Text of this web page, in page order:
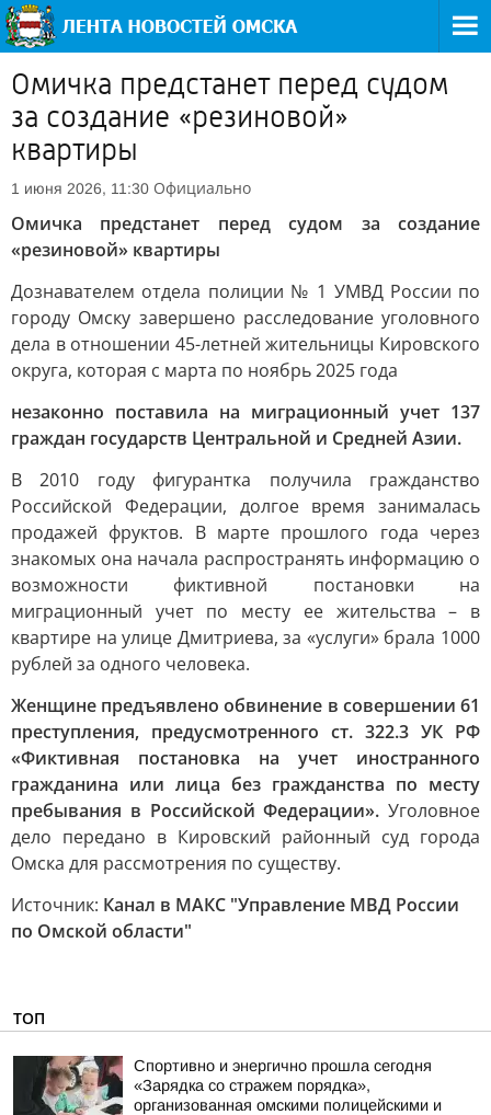
Омичка предстанет перед судом
за создание «резиновой»
квартиры
1 июня 2026, 11:30 Официально
Омичка предстанет перед судом за создание
«резиновой» квартиры
Дознавателем отдела полиции № 1 УМВД России по
городу Омску завершено расследование уголовного
дела в отношении 45-летней жительницы Кировского
округа, которая с марта по ноябрь 2025 года
незаконно поставила на миграционный учет 137
граждан государств Центральной и Средней Азии.
В 2010 году фигурантка получила гражданство
Российской Федерации, долгое время занималась
продажей фруктов. В марте прошлого года через
знакомых она начала распространять информацию о
возможности фиктивной постановки на
миграционный учет по месту ее жительства – в
квартире на улице Дмитриева, за «услуги» брала 1000
рублей за одного человека.
Женщине предъявлено обвинение в совершении 61
преступления, предусмотренного ст. 322.3 УК РФ
«Фиктивная постановка на учет иностранного
гражданина или лица без гражданства по месту
пребывания в Российской Федерации». Уголовное
дело передано в Кировский районный суд города
Омска для рассмотрения по существу.
Источник: Канал в МАКС "Управление МВД России
по Омской области"
ТОП
Спортивно и энергично прошла сегодня
«Зарядка со стражем порядка»,
организованная омскими полицейскими и